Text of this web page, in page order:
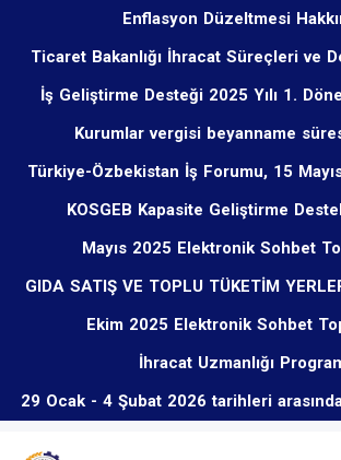
Enflasyon Düzeltmesi
Ticaret Bakanlığı İhracat Süreçleri ve
Eğitim Programı
İş Geliştirme Desteği 2025 Yılı 1.
Başladı
Kurumlar vergisi beyanname
Türkiye-Özbekistan İş Forumu, 15
Özbekistan
KOSGEB Kapasite Geliştirme
Mayıs 2025 Elektronik Sohbet
GIDA SATIŞ VE TOPLU TÜKETİM
UYGULAMASI ZORUNLU
Ekim 2025 Elektronik Sohbet
İhracat Uzmanlığı
29 Ocak - 4 Şubat 2026 tarihleri